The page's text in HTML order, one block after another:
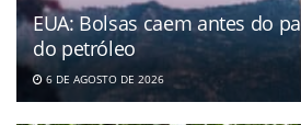
EUA: Bolsas caem antes do
do petróleo
6 DE AGOSTO DE 2026